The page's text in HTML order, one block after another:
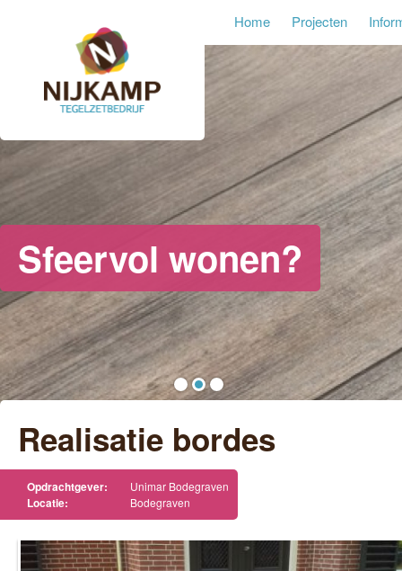
Home Projecten
Sfeervol wonen?
Realisatie bordes
Opdrachtgever: Unimar Bodegraven
Locatie: Bodegraven